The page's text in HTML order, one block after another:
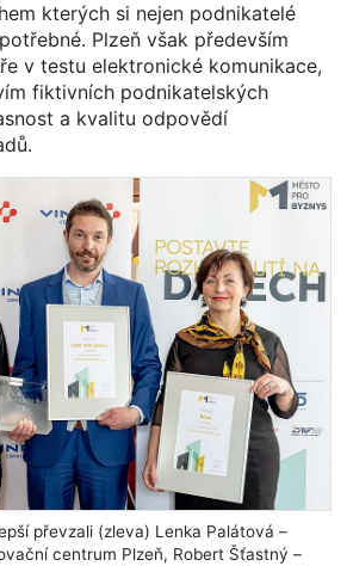
kterých si nejen podnikatelé
Plzeň však především
v testu elektronické komunikace,
fiktivních podnikatelských
a kvalitu odpovědí
převzali (zleva) Lenka Palátová –
centrum Plzeň, Robert Šťastný –